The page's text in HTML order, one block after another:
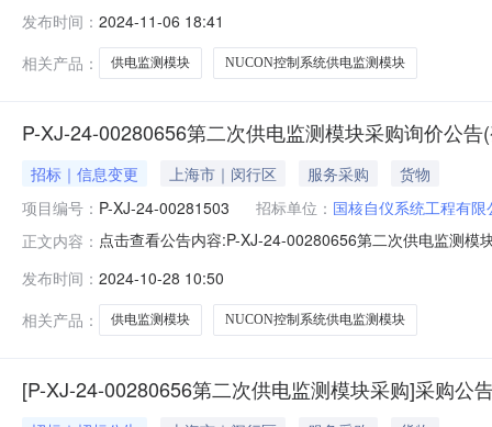
询价类型：公开七、报价截止日期：2024-10-
发布时间： 2024-11-06 18:41
相关产品：
供电监测模块 NUCON控制系统供电监测模块
P-XJ-24-00280656第二次供电监测模块采购询价公告
招标｜信息变更 上海市｜闵行区 服务采购
货物
项目编号： P-XJ-24-00281503 招标单位： 国核自仪系统工程有限
正文内容： 点击查看公告内容:P-XJ-24-00280656第二次供电监测
采购执行单位：国核自仪系统工程有限公司七、采购执
发布时间： 2024-10-28 10:50
相关产品：
供电监测模块 NUCON控制系统供电监测模块
[P-XJ-24-00280656第二次供电监测模块采购]采购公